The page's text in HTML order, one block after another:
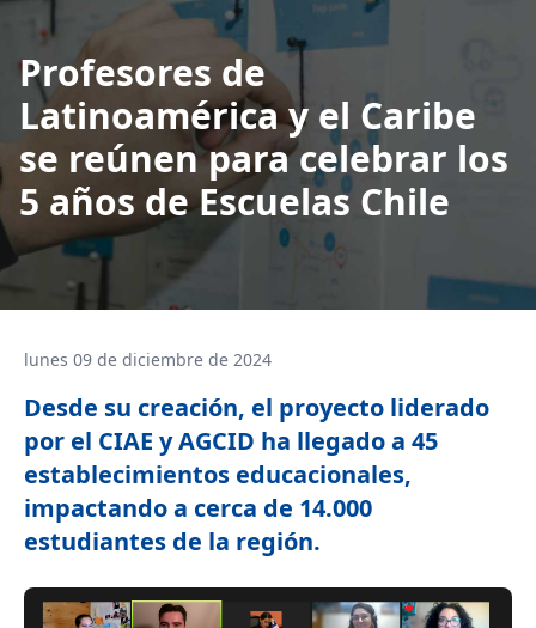
Profesores de
Latinoamérica y el Caribe
se reúnen para celebrar los
5 años de Escuelas Chile
lunes 09 de diciembre de 2024
Desde su creación, el proyecto liderado
por el CIAE y AGCID ha llegado a 45
establecimientos educacionales,
impactando a cerca de 14.000
estudiantes de la región.